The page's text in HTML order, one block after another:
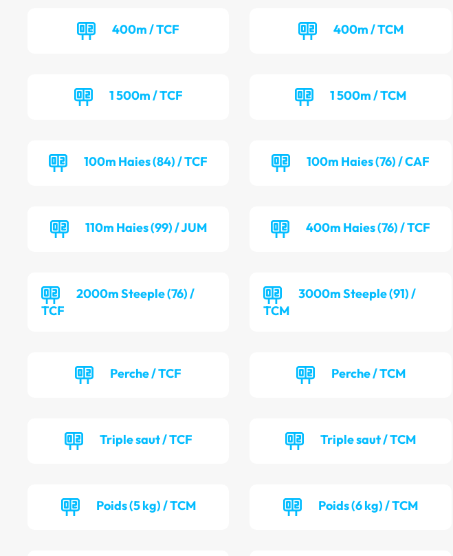
400m / TCF 400m / TCM
1 500m / TCF 1 500m / TCM
100m Haies (84) / TCF 100m Haies (76) / CAF
110m Haies (99) / JUM 400m Haies (76) / TCF
2000m Steeple (76) /
TCF
3000m Steeple (91) /
TCM
Perche / TCF Perche / TCM
Triple saut / TCF Triple saut / TCM
Poids (5 kg) / TCM Poids (6 kg) / TCM